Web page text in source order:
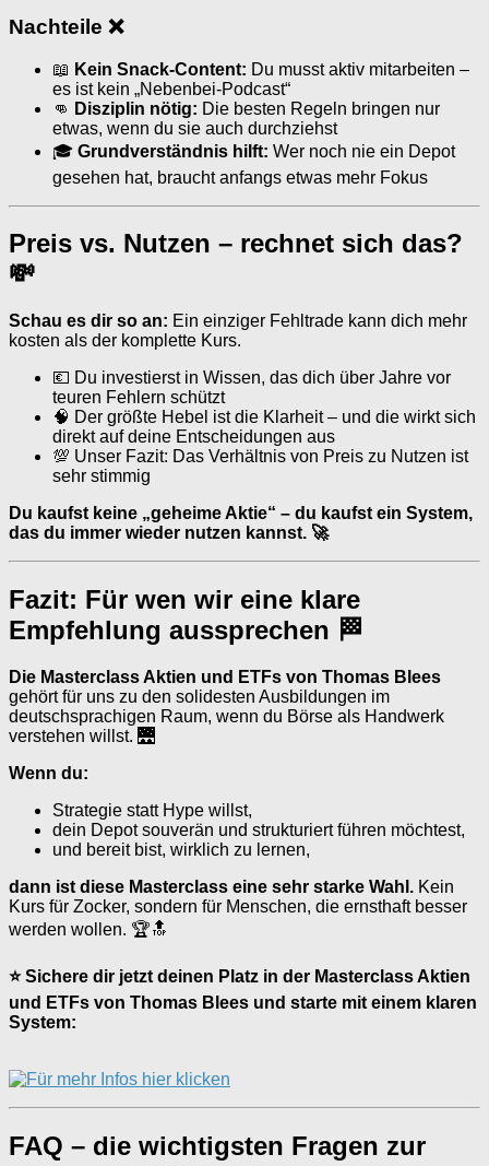
Nachteile ❌
📖 Kein Snack-Content: Du musst aktiv mitarbeiten –
es ist kein „Nebenbei-Podcast“
👊 Disziplin nötig: Die besten Regeln bringen nur
etwas, wenn du sie auch durchziehst
🎓 Grundverständnis hilft: Wer noch nie ein Depot
gesehen hat, braucht anfangs etwas mehr Fokus
Preis vs. Nutzen – rechnet sich das?
💸
Schau es dir so an: Ein einziger Fehltrade kann dich mehr
kosten als der komplette Kurs.
💶 Du investierst in Wissen, das dich über Jahre vor
teuren Fehlern schützt
🧠 Der größte Hebel ist die Klarheit – und die wirkt sich
direkt auf deine Entscheidungen aus
💯 Unser Fazit: Das Verhältnis von Preis zu Nutzen ist
sehr stimmig
Du kaufst keine „geheime Aktie“ – du kaufst ein System,
das du immer wieder nutzen kannst. 🚀
Fazit: Für wen wir eine klare
Empfehlung aussprechen 🏁
Die Masterclass Aktien und ETFs von Thomas Blees
gehört für uns zu den solidesten Ausbildungen im
deutschsprachigen Raum, wenn du Börse als Handwerk
verstehen willst. 🌉
Wenn du:
Strategie statt Hype willst,
dein Depot souverän und strukturiert führen möchtest,
und bereit bist, wirklich zu lernen,
dann ist diese Masterclass eine sehr starke Wahl. Kein
Kurs für Zocker, sondern für Menschen, die ernsthaft besser
werden wollen. 🏆🔝
⭐ Sichere dir jetzt deinen Platz in der Masterclass Aktien
und ETFs von Thomas Blees und starte mit einem klaren
System:
FAQ – die wichtigsten Fragen zur